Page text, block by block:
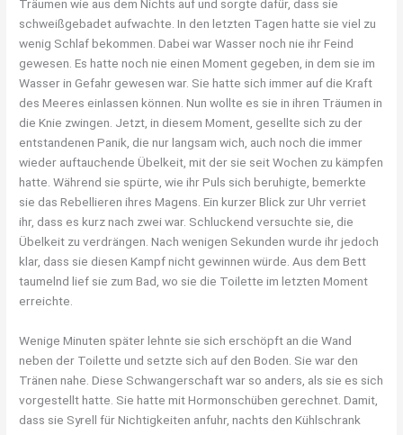
Träumen wie aus dem Nichts auf und sorgte dafür, dass sie
schweißgebadet aufwachte. In den letzten Tagen hatte sie viel zu
wenig Schlaf bekommen. Dabei war Wasser noch nie ihr Feind
gewesen. Es hatte noch nie einen Moment gegeben, in dem sie im
Wasser in Gefahr gewesen war. Sie hatte sich immer auf die Kraft
des Meeres einlassen können. Nun wollte es sie in ihren Träumen in
die Knie zwingen. Jetzt, in diesem Moment, gesellte sich zu der
entstandenen Panik, die nur langsam wich, auch noch die immer
wieder auftauchende Übelkeit, mit der sie seit Wochen zu kämpfen
hatte. Während sie spürte, wie ihr Puls sich beruhigte, bemerkte
sie das Rebellieren ihres Magens. Ein kurzer Blick zur Uhr verriet
ihr, dass es kurz nach zwei war. Schluckend versuchte sie, die
Übelkeit zu verdrängen. Nach wenigen Sekunden wurde ihr jedoch
klar, dass sie diesen Kampf nicht gewinnen würde. Aus dem Bett
taumelnd lief sie zum Bad, wo sie die Toilette im letzten Moment
erreichte.
Wenige Minuten später lehnte sie sich erschöpft an die Wand
neben der Toilette und setzte sich auf den Boden. Sie war den
Tränen nahe. Diese Schwangerschaft war so anders, als sie es sich
vorgestellt hatte. Sie hatte mit Hormonschüben gerechnet. Damit,
dass sie Syrell für Nichtigkeiten anfuhr, nachts den Kühlschrank